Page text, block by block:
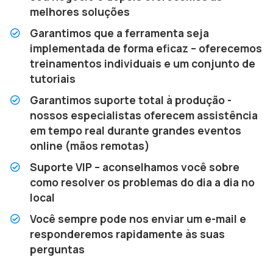
melhores soluções
Garantimos que a ferramenta seja
implementada de forma eficaz – oferecemos
treinamentos individuais e um conjunto de
tutoriais
Garantimos suporte total à produção -
nossos especialistas oferecem assistência
em tempo real durante grandes eventos
online (mãos remotas)
Suporte VIP – aconselhamos você sobre
como resolver os problemas do dia a dia no
local
Você sempre pode nos enviar um e-mail e
responderemos rapidamente às suas
perguntas